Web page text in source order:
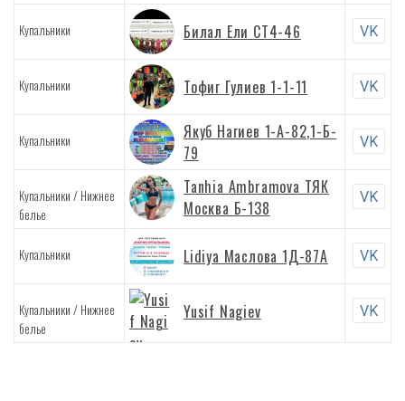
Купальники Билал Ели СТ4-46 VK
Купальники Тофиг Гулиев 1-1-11 VK
Купальники
Якуб Нагиев 1-А-82,1-Б-
79
VK
Купальники / Нижнее
белье
Tanhia Ambramova ТЯК
Москва Б-138
VK
Купальники Lidiya Маслова 1Д-87А VK
Купальники / Нижнее
белье
Yusif Nagiev VK